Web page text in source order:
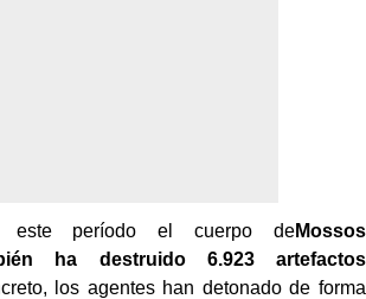
este período el cuerpo deMossos
ha destruido 6.923 artefactos
los agentes han detonado de forma